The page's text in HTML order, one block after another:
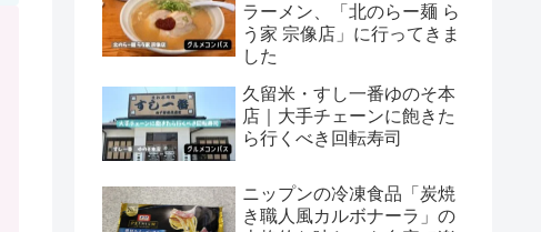
ラーメン、「北のらー麺 ら
う家 宗像店」に行ってきま
した
久留米・すし一番ゆのそ本
店｜大手チェーンに飽きた
ら行くべき回転寿司
ニップンの冷凍食品「炭焼
き職人風カルボナーラ」の